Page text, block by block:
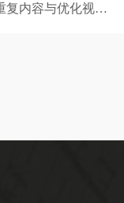
下一篇 : 突破分页SEO瓶颈：精准处理重复内容与优化视图参数的极致指南